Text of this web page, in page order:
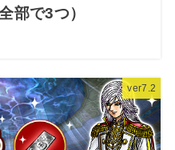
部で3つ）
ver7.2